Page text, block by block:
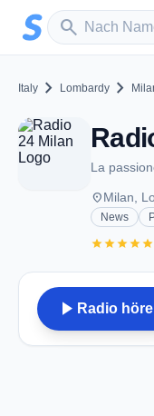
Zum Hauptinhalt springen
search
Sender suchen
Italy chevron_right Lombardy chevron_right
La
placeMilan,
News
starstarstarstarstar
play_arrow Radio